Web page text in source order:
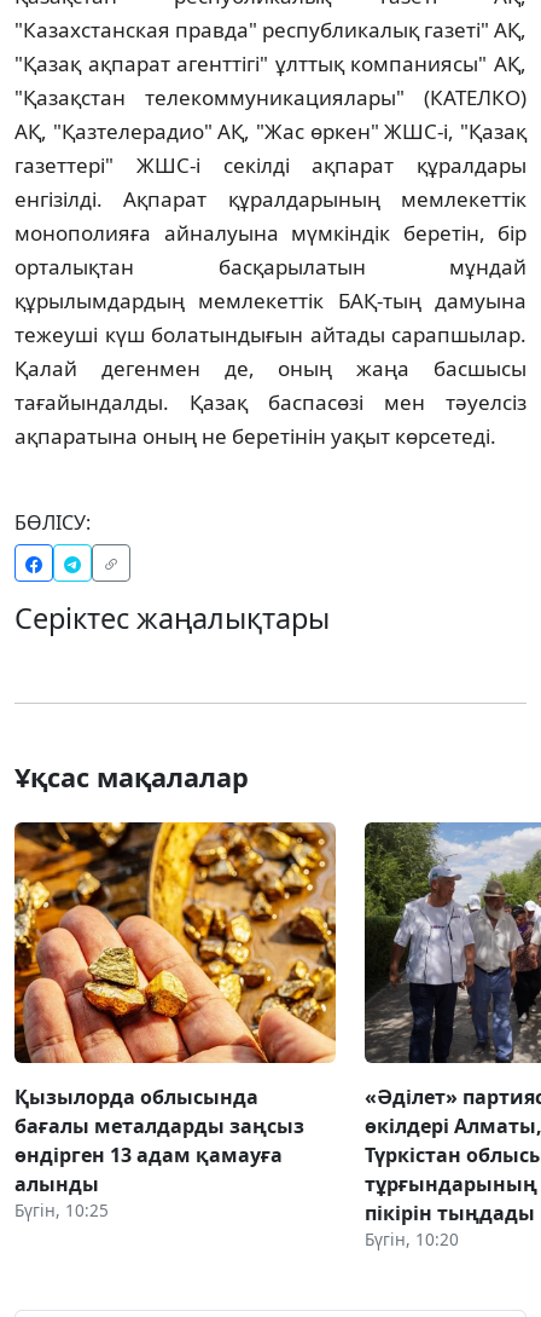
"Казахстанская правда" республикалық газетi" АҚ,
"Қазақ ақпарат агенттiгi" ұлттық компаниясы" АҚ,
"Қазақстан телекоммуникациялары" (КАТЕЛКО)
АҚ, "Қазтелерадио" АҚ, "Жас өркен" ЖШС-i, "Қазақ
газеттерi" ЖШС-i секiлдi ақпарат құралдары
енгiзiлдi. Ақпарат құралдарының мемлекеттiк
монополияға айналуына мүмкiндiк беретiн, бiр
орталықтан басқарылатын мұндай
құрылымдардың мемлекеттiк БАҚ-тың дамуына
тежеушi күш болатындығын айтады сарапшылар.
Қалай дегенмен де, оның жаңа басшысы
тағайындалды. Қазақ баспасөзi мен тәуелсiз
ақпаратына оның не беретiнiн уақыт көрсетедi.
БӨЛІСУ:
Серіктес жаңалықтары
Ұқсас мақалалар
Қызылорда облысында
бағалы металдарды заңсыз
өндірген 13 адам қамауға
алынды
Бүгін, 10:25
«Әділет»
өкілдері
Түркістан
тұрғындарының
пікірін тыңдады
Бүгін, 10:20